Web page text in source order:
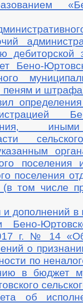
дебиторской
Бено-
пеням и
поселения
(в том числе
дополнений в
Бено-
г. № 14
о
по
в бюджет
об